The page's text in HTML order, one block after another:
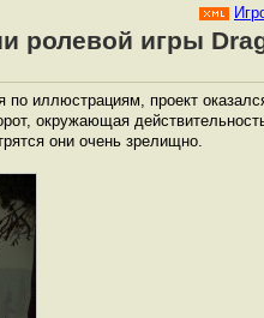
ролевой игры
иллюстрациям, проект
окружающая
они очень зрелищно.